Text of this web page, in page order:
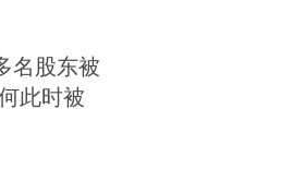
名股东被
此时被